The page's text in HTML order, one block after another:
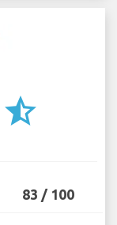
star_half
83 / 100